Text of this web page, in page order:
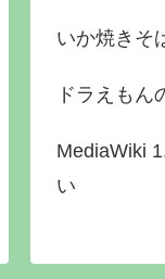
いか焼きそ
ドラえもん
MediaWiki
い